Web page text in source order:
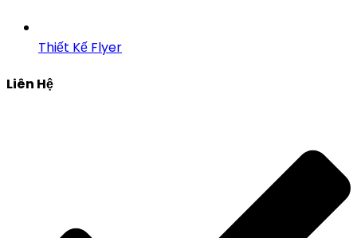
Thiết Kế Flyer
Liên Hệ